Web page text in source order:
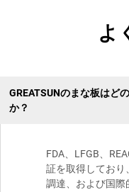
よ
GREATSUNのまな板はど
か？
FDA、LFGB、
証を取得しており
調達、および国際